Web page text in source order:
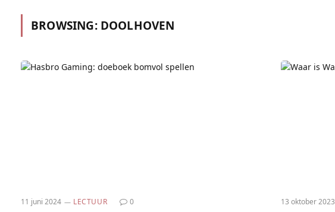
BROWSING: DOOLHOVEN
11 juni 2024 LECTUUR 0 13 oktober 2023